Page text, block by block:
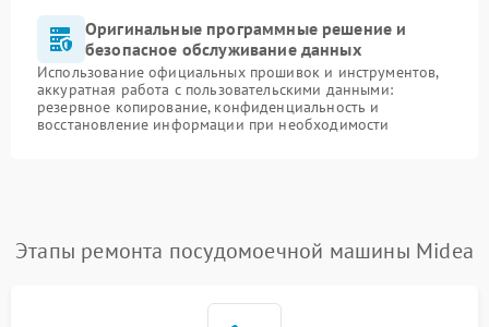
Оригинальные программные решение и
безопасное обслуживание данных
Использование официальных прошивок и инструментов,
аккуратная работа с пользовательскими данными:
резервное копирование, конфиденциальность и
восстановление информации при необходимости
Этапы ремонта посудомоечной машины Midea